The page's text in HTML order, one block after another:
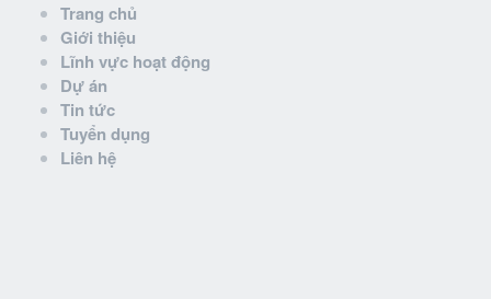
Trang chủ
Giới thiệu
Lĩnh vực hoạt động
Dự án
Tin tức
Tuyển dụng
Liên hệ